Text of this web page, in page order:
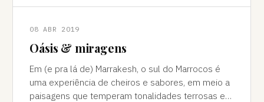
compreens
08 ABR 2019
Oásis & miragens
Em (e pra lá de) Marrakesh, o sul do Marrocos é
uma experiência de cheiros e sabores, em meio a
paisagens que temperam tonalidades terrosas e